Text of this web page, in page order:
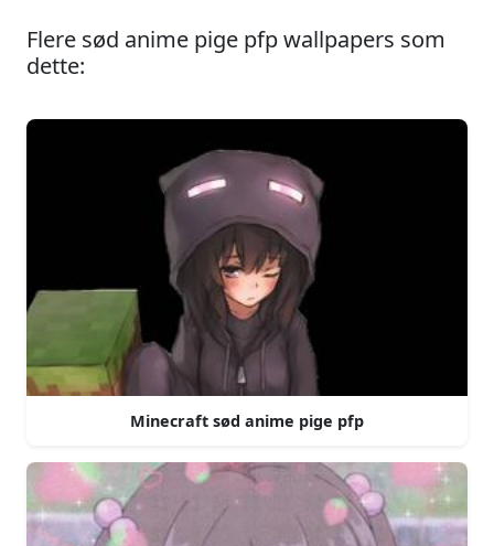
Flere sød anime pige pfp wallpapers som
dette:
Minecraft sød anime pige pfp